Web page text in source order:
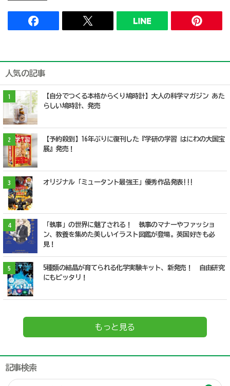
人気の記事
1
【自分でつくる本格からくり鳩時計】大人の科学マガジン あた
らしい鳩時計、発売
2
【予約殺到】16年ぶりに復刊した『学研の学習 はにわの大国宝
展』発売！
3 オリジナル「ミュータント最強王」優秀作品発表!!!
4
「執事」の世界に魅了される！ 執事のマナーやファッショ
ン、教養を集めた美しいイラスト図鑑が登場。英国好きも必
見！
5
5種類の結晶が育てられる化学実験キット、新発売！ 自由研究
にもピッタリ！
もっと見る
記事検索